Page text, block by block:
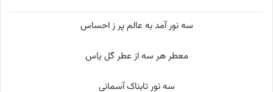
سه نور آمد به عالم پر ز احساس
معطر هر سه از عطر گل یاس
سه نور تابناک آسمانی